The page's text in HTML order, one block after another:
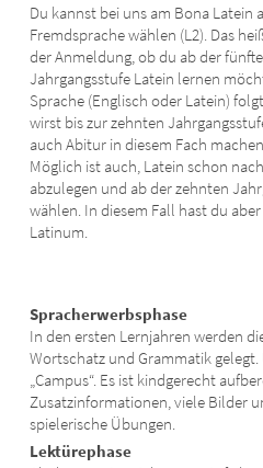
Du kannst bei uns am Bona Latein
Fremdsprache wählen (L2). Das
der Anmeldung, ob du ab der
Jahrgangsstufe Latein lernen
Sprache (Englisch oder Latein)
wirst bis zur zehnten
auch Abitur in diesem Fach
Möglich ist auch, Latein schon
abzulegen und ab der zehnten
wählen. In diesem Fall hast du
Latinum.
Spracherwerbsphase
In den ersten Lernjahren werden
Wortschatz und Grammatik
„Campus“. Es ist kindgerecht
Zusatzinformationen, viele Bilder
spielerische Übungen.
Lektürephase